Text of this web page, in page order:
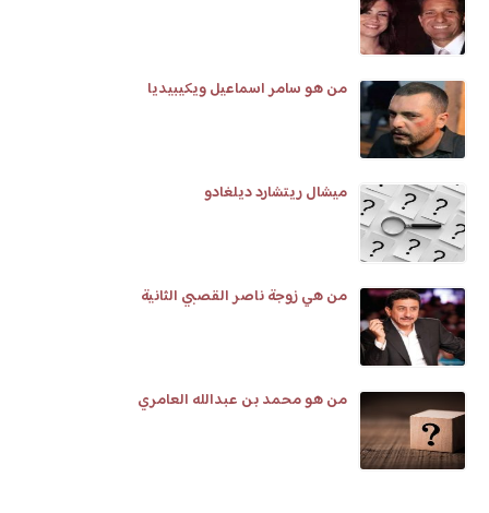
من هو سامر اسماعيل ويكيبيديا
ميشال ريتشارد ديلغادو
من هي زوجة ناصر القصبي الثانية
من هو محمد بن عبدالله العامري